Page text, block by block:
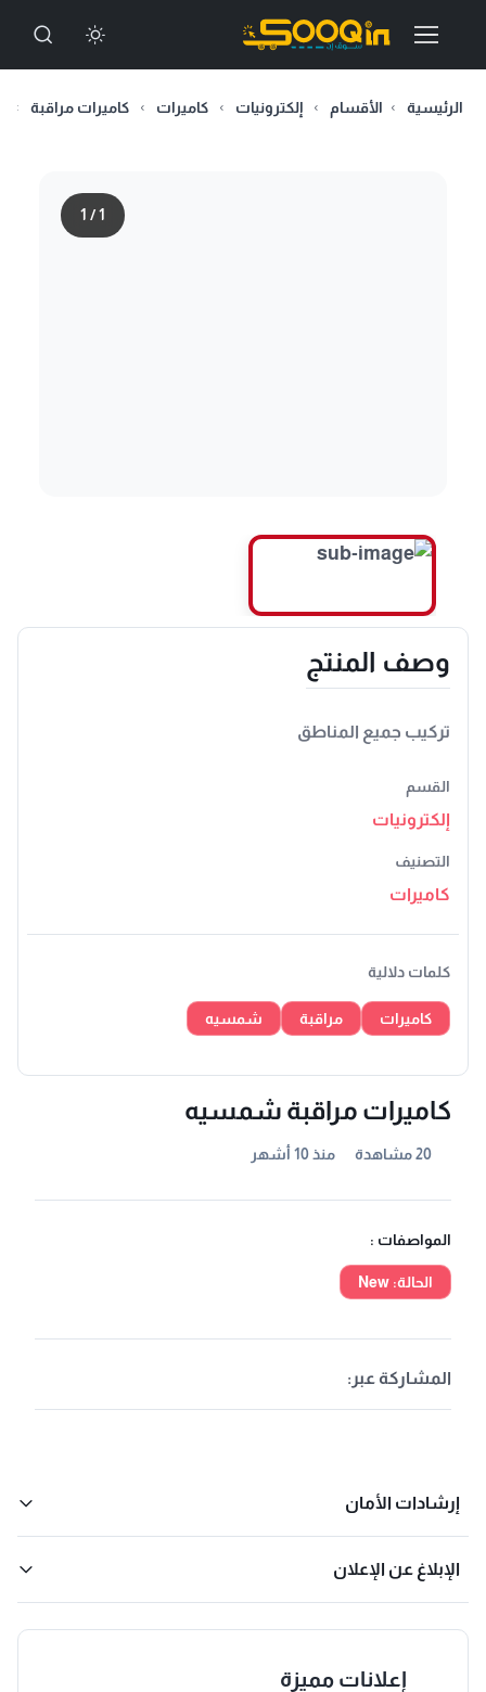
الرئيسية الأقسام إلكترونيات كاميرات كاميرات مراقبة
1
/
1
وصف المنتج
تركيب جميع المناطق
القسم
إلكترونيات
التصنيف
كاميرات
كلمات دلالية
كاميرات مراقبة شمسيه
كاميرات مراقبة شمسيه
20 مشاهدة منذ 10 أشهر
المواصفات :
الحالة: New
المشاركة عبر:
إرشادات الأمان
الإبلاغ عن الإعلان
إعلانات مميزة